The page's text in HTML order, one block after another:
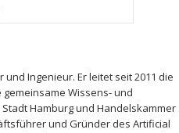
Ingenieur. Er leitet seit 2011 die
gemeinsame Wissens- und
Hamburg und Handelskammer
und Gründer des Artificial